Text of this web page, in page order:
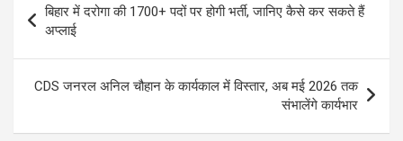
navigation
बिहार में दरोगा की 1700+ पदों पर होगी भर्ती, जानिए कैसे कर सकते हैं
अप्लाई
CDS जनरल अनिल चौहान के कार्यकाल में विस्‍तार, अब मई 2026 तक
संभालेंगे कार्यभार